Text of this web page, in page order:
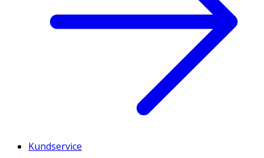
Kundservice